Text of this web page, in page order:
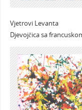
Vjetrovi
Djevojčica sa